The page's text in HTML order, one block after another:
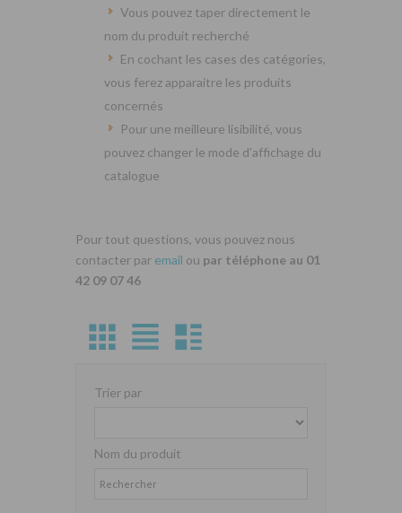
Vous pouvez taper directement le
nom du produit recherché
En cochant les cases des catégories,
vous ferez apparaitre les produits
concernés
Pour une meilleure lisibilité, vous
pouvez changer le mode d’affichage du
catalogue
Pour tout questions, vous pouvez nous
contacter par email ou par téléphone au 01
42 09 07 46
Trier par
Nom du produit